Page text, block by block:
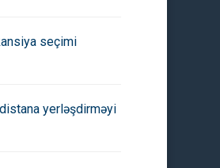
seçimi
yerləşdirməyi